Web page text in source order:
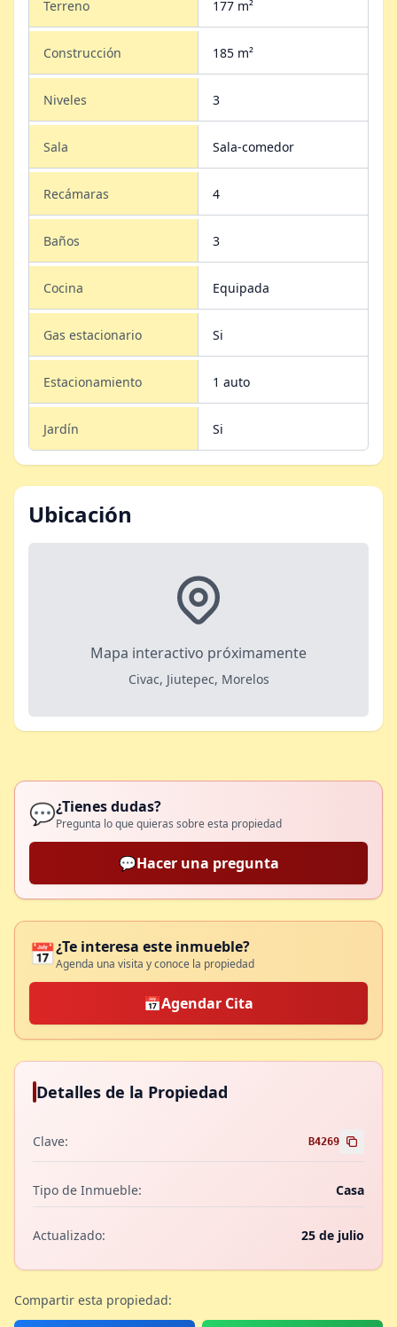
Terreno 177 m²
Construcción 185 m²
Niveles 3
Sala Sala-comedor
Recámaras 4
Baños 3
Cocina Equipada
Gas estacionario Si
Estacionamiento 1 auto
Jardín Si
Ubicación
Mapa interactivo próximamente
Civac, Jiutepec, Morelos
💬¿Tienes dudas?
Pregunta lo que quieras sobre esta propiedad
💬Hacer una pregunta
📅¿Te interesa este inmueble?
Agenda una visita y conoce la propiedad
📅Agendar Cita
Detalles de la Propiedad
Clave: B4269
Tipo de Inmueble: Casa
Actualizado: 25 de julio
Compartir esta propiedad: